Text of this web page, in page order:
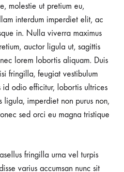
molestie ut pretium eu,
interdum imperdiet elit, ac
in. Nulla viverra maximus
auctor ligula ut, sagittis
lorem lobortis aliquam. Duis
fringilla, feugiat vestibulum
id odio efficitur, lobortis ultrices
ligula, imperdiet non purus non,
sed orci eu magna tristique
fringilla urna vel turpis
varius accumsan nunc sit